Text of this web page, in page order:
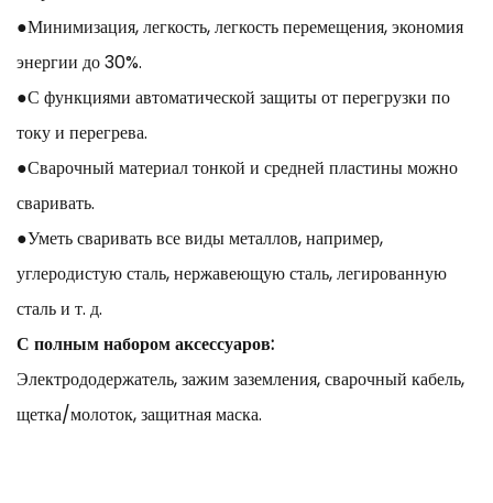
●Минимизация, легкость, легкость перемещения, экономия
энергии до 30%.
●С функциями автоматической защиты от перегрузки по
току и перегрева.
●Сварочный материал тонкой и средней пластины можно
сваривать.
●Уметь сваривать все виды металлов, например,
углеродистую сталь, нержавеющую сталь, легированную
сталь и т. д.
С полным набором аксессуаров:
Электрододержатель, зажим заземления, сварочный кабель,
щетка/молоток, защитная маска.